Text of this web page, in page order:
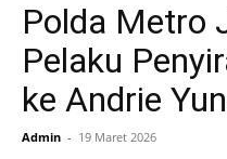
Polda Metro
Pelaku
ke Andrie
Admin - 19 Maret 2026